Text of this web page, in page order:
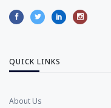
QUICK LINKS
About Us